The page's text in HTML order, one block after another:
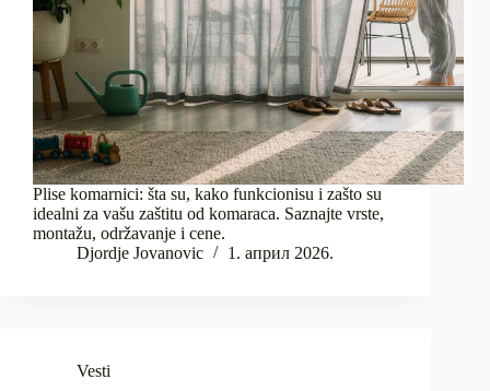
Plise komarnici: šta su, kako funkcionisu i zašto su
idealni za vašu zaštitu od komaraca. Saznajte vrste,
montažu, održavanje i cene.
Djordje Jovanovic
1. април 2026.
Vesti